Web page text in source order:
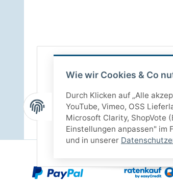
Wie wir Cookies & Co
Durch Klicken auf „Alle
YouTube, Vimeo, OSS
Microsoft Clarity, ShopVote
Einstellungen anpassen" im
und in unserer